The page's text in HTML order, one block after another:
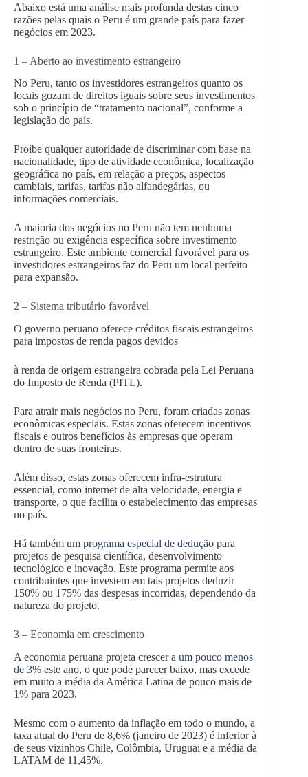
Abaixo está uma análise mais profunda destas cinco
razões pelas quais o Peru é um grande país para fazer
negócios em 2023.
1 – Aberto ao investimento estrangeiro
No Peru, tanto os investidores estrangeiros quanto os
locais gozam de direitos iguais sobre seus investimentos
sob o princípio de “tratamento nacional”, conforme a
legislação do país.
Proíbe qualquer autoridade de discriminar com base na
nacionalidade, tipo de atividade econômica, localização
geográfica no país, em relação a preços, aspectos
cambiais, tarifas, tarifas não alfandegárias, ou
informações comerciais.
A maioria dos negócios no Peru não tem nenhuma
restrição ou exigência específica sobre investimento
estrangeiro. Este ambiente comercial favorável para os
investidores estrangeiros faz do Peru um local perfeito
para expansão.
2 – Sistema tributário favorável
O governo peruano oferece créditos fiscais estrangeiros
para impostos de renda pagos devidos
à renda de origem estrangeira cobrada pela Lei Peruana
do Imposto de Renda (PITL).
Para atrair mais negócios no Peru, foram criadas zonas
econômicas especiais. Estas zonas oferecem incentivos
fiscais e outros benefícios às empresas que operam
dentro de suas fronteiras.
Além disso, estas zonas oferecem infra-estrutura
essencial, como internet de alta velocidade, energia e
transporte, o que facilita o estabelecimento das empresas
no país.
Há também um programa especial de dedução para
projetos de pesquisa científica, desenvolvimento
tecnológico e inovação. Este programa permite aos
contribuintes que investem em tais projetos deduzir
150% ou 175% das despesas incorridas, dependendo da
natureza do projeto.
3 – Economia em crescimento
A economia peruana projeta crescer a um pouco menos
de 3% este ano, o que pode parecer baixo, mas excede
em muito a média da América Latina de pouco mais de
1% para 2023.
Mesmo com o aumento da inflação em todo o mundo, a
taxa atual do Peru de 8,6% (janeiro de 2023) é inferior à
de seus vizinhos Chile, Colômbia, Uruguai e a média da
LATAM de 11,45%.